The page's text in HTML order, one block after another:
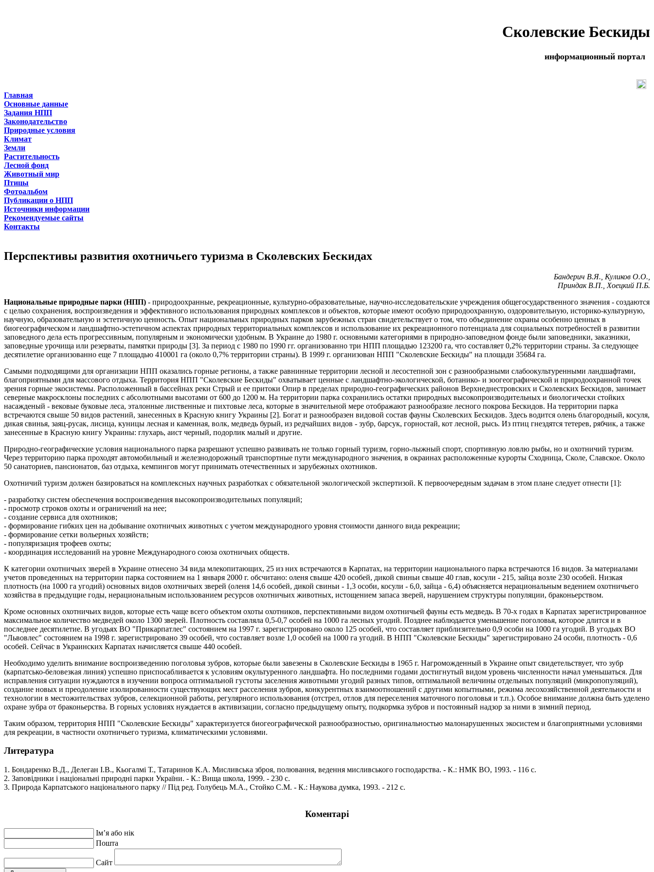
Сколевские Бескиды
информационный портал
Главная
Основные данные
Задания НПП
Законодательство
Природные условия
Климат
Земли
Растительность
Лесной фонд
Животный мир
Птицы
Фотоальбом
Публикации о НПП
Источники информации
Рекомендуемые сайты
Контакты
Перспективы развития охотничьего туризма в Сколевских Бескидах
Бандерич В.Я., Куликов О.О.,
Приндак В.П., Хоецкий П.Б.
Национальные природные парки (НПП) - природоохранные, рекреационные, культурно-образовательные, научно-исследовательские учреждения общегосударственного значения - создаются
с целью сохранения, воспроизведения и эффективного использования природных комплексов и объектов, которые имеют особую природоохранную, оздоровительную, историко-культурную,
научную, образовательную и эстетичную ценность. Опыт национальных природных парков зарубежных стран свидетельствует о том, что объединение охраны особенно ценных в
биогеографическом и ландшафтно-эстетичном аспектах природных территориальных комплексов и использование их рекреационного потенциала для социальных потребностей в развитии
заповедного дела есть прогрессивным, популярным и экономически удобным. В Украине до 1980 г. основными категориями в природно-заповедном фонде были заповедники, заказники,
заповедные урочища или резерваты, памятки природы [3]. За период с 1980 по 1990 гг. организованно три НПП площадью 123200 га, что составляет 0,2% территории страны. За следующее
десятилетие организованно еще 7 площадью 410001 га (около 0,7% территории страны). В 1999 г. организован НПП "Сколевские Бескиды" на площади 35684 га.
Самыми подходящими для организации НПП оказались горные регионы, а также равнинные территории лесной и лесостепной зон с разнообразными слабоокультуренными ландшафтами,
благоприятными для массового отдыха. Территория НПП "Сколевские Бескиды" охватывает ценные с ландшафтно-экологической, ботанико- и зоогеографической и природоохранной точек
зрения горные экосистемы. Расположенный в бассейнах реки Стрый и ее притоки Опир в пределах природно-географических районов Верхнеднестровских и Сколевских Бескидов, занимает
северные макросклоны последних с абсолютными высотами от 600 до 1200 м. На территории парка сохранились остатки природных высокопроизводительных и биологически стойких
насажденый - вековые буковые леса, эталонные лиственные и пихтовые леса, которые в значительной мере отображают разнообразие лесного покрова Бескидов. На территории парка
встречаются свыше 50 видов растений, занесенных в Красную книгу Украины [2]. Богат и разнообразен видовой состав фауны Сколевских Бескидов. Здесь водится олень благородный, косуля,
дикая свинья, заяц-русак, лисица, куницы лесная и каменная, волк, медведь бурый, из редчайших видов - зубр, барсук, горностай, кот лесной, рысь. Из птиц гнездятся тетерев, рябчик, а также
занесенные в Красную книгу Украины: глухарь, аист черный, подорлик малый и другие.
Природно-географические условия национального парка разрешают успешно развивать не только горный туризм, горно-лыжный спорт, спортивную ловлю рыбы, но и охотничий туризм.
Через территорию парка проходят автомобильный и железнодорожный транспортные пути международного значения, в окраинах расположенные курорты Сходница, Сколе, Славское. Около
50 санаториев, пансионатов, баз отдыха, кемпингов могут принимать отечественных и зарубежных охотников.
Охотничий туризм должен базироваться на комплексных научных разработках с обязательной экологической экспертизой. К первоочередным задачам в этом плане следует отнести [1]:
- разработку систем обеспечения воспроизведения высокопроизводительных популяций;
- просмотр строков охоты и ограничений на нее;
- создание сервиса для охотников;
- формирование гибких цен на добывание охотничьих животных с учетом международного уровня стоимости данного вида рекреации;
- формирование сетки вольерных хозяйств;
- популяризация трофеев охоты;
- координация исследований на уровне Международного союза охотничьих обществ.
К категории охотничьих зверей в Украине отнесено 34 вида млекопитающих, 25 из них встречаются в Карпатах, на территории национального парка встречаются 16 видов. За материалами
учетов проведенных на территории парка состоянием на 1 января 2000 г. обсчитано: оленя свыше 420 особей, дикой свиньи свыше 40 глав, косули - 215, зайца возле 230 особей. Низкая
плотность (на 1000 га угодий) основных видов охотничьих зверей (оленя 14,6 особей, дикой свиньи - 1,3 особи, косули - 6,0, зайца - 6,4) объясняется нерациональным ведением охотничьего
хозяйства в предыдущие годы, нерациональным использованием ресурсов охотничьих животных, истощением запаса зверей, нарушением структуры популяции, браконьерством.
Кроме основных охотничьих видов, которые есть чаще всего объектом охоты охотников, перспективными видом охотничьей фауны есть медведь. В 70-х годах в Карпатах зарегистрированное
максимальное количество медведей около 1300 зверей. Плотность составляла 0,5-0,7 особей на 1000 га лесных угодий. Позднее наблюдается уменьшение поголовья, которое длится и в
последнее десятилетие. В угодьях ВО "Прикарпатлес" состоянием на 1997 г. зарегистрировано около 125 особей, что составляет приблизительно 0,9 особи на 1000 га угодий. В угодьях ВО
"Львовлес" состоянием на 1998 г. зарегистрировано 39 особей, что составляет возле 1,0 особей на 1000 га угодий. В НПП "Сколевские Бескиды" зарегистрировано 24 особи, плотность - 0,6
особей. Сейчас в Украинских Карпатах начисляется свыше 440 особей.
Необходимо уделить внимание воспроизведению поголовья зубров, которые были завезены в Сколевские Бескиды в 1965 г. Нагроможденный в Украине опыт свидетельствует, что зубр
(карпатсько-беловезкая линия) успешно приспосабливается к условиям окультуренного ландшафта. Но последними годами достигнутый видом уровень численности начал уменьшаться. Для
исправления ситуации нуждаются в изучении вопроса оптимальной густоты заселения животными угодий разных типов, оптимальной величины отдельных популяций (микропопуляций),
создание новых и преодоление изолированности существующих мест расселения зубров, конкурентных взаимоотношений с другими копытными, режима лесохозяйственной деятельности и
технологии в местожительствах зубров, селекционной работы, регулярного использования (отстрел, отлов для переселения маточного поголовья и т.п.). Особое внимание должна быть уделено
охране зубра от браконьерства. В горных условиях нуждается в активизации, согласно предыдущему опыту, подкормка зубров и постоянный надзор за ними в зимний период.
Таким образом, территория НПП "Сколевские Бескиды" характеризуется биогеографической разнообразностью, оригинальностью малонарушенных экосистем и благоприятными условиями
для рекреации, в частности охотничьего туризма, климатическими условиями.
Литература
1. Бондаренко В.Д., Делеган І.В., Кьогалмі Т., Татаринов К.А. Мисливська зброя, полювання, ведення мисливського господарства. - К.: НМК ВО, 1993. - 116 с.
2. Заповідники і національні природні парки України. - К.: Вища школа, 1999. - 230 с.
3. Природа Карпатського національного парку // Під ред. Голубець М.А., Стойко С.М. - К.: Наукова думка, 1993. - 212 с.
Коментарі
Ім’я або нік
Пошта
Сайт